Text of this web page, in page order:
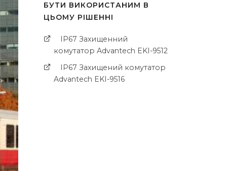
БУТИ ВИКОРИСТАНИМ В
ЦЬОМУ РІШЕННІ
IP67 Захищенний
комутатор Advantech EKI-9512
IP67 Захищений комутатор
Advantech EKI-9516